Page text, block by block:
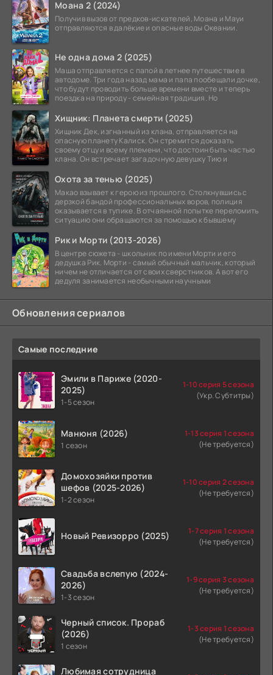
Моана 2 (2024)
Получив вызов от предков-искателей, Моана и Мауи
отправляются в далёкие и опасные воды Океании.
Не одна дома 2 (2025)
Маша отправляется с папой в летнее путешествие в
автодоме. Три года назад мама и папа пообещали дочке,
что будут проводить больше времени вместе и теперь
поездка на природу - семейная традиция. Но
Хищник: Планета смерти (2025)
Хищник Дек, изгнанный из клана, отправляется на
опасную планету Калиск. Он стремится доказать
своему отцу и всему племени, что достоин быть частью
клана. Он встречает загадочную девушку Тию и
Охота за тенью (2025)
Макао взывает к герою из прошлого. Столкнувшись с
дерзкой бандой профессиональных воров, полиция
оказывается в тупике. В отчаянной попытке переломить
ситуацию они обращаются за помощью к бывшему
Рик и Морти (2013-2026)
В центре сюжета - школьник по имени Морти и его
дедушка Рик. Морти - самый обычный мальчик, который
ничем не отличается от своих сверстников. А вот его
дедуля занимается необычными научными
Обновления сериалов
Самые последние
Эмили в Париже (2020-
2025)
1-5 сезон
1-10 серия 5 сезона
(Укр. Субтитры)
Манюня (2026)
1 сезон
1-13 серия 1 сезона
(Не требуется)
Домохозяйки против
шефов (2025-2026)
1-2 сезон
1-10 серия 2 сезона
(Не требуется)
Новый Ревизорро (2025)
1-7 серия 1 сезона
(Не требуется)
Свадьба вслепую (2024-
2026)
1-3 сезон
1-9 серия 3 сезона
(Не требуется)
Черный список. Прораб
(2026)
1 сезон
1-3 серия 1 сезона
(Не требуется)
Любимая сотрудница